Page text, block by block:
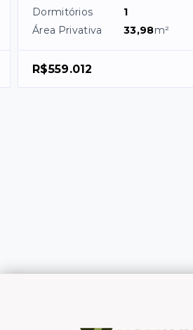
Dormitórios
1
Área Privativa
33,98m²
R$559.012